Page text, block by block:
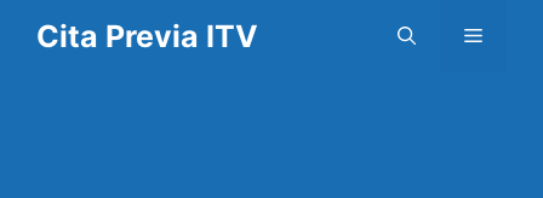
Cita Previa ITV Menú